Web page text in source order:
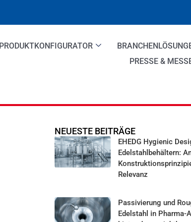
PRODUKTKONFIGURATOR
PRESSE &
NEUESTE BEITRÄGE
EHEDG Hygienic
Edelstahlbehältern:
Relevanz
Passivierung und
Edelstahl in Pharma-